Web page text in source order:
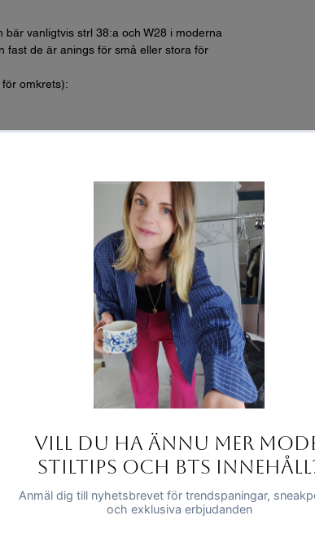
vanligtvis strl 38:a och W28 i moderna
fast de är anings för små eller stora för
omkrets):